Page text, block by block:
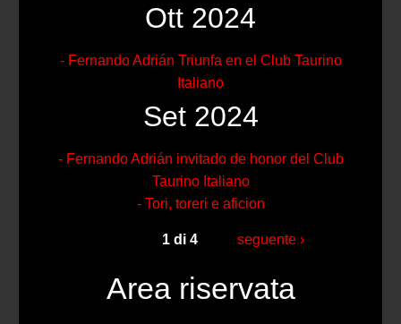
Ott 2024
- Fernando Adrián Triunfa en el Club Taurino
Italiano
Set 2024
- Fernando Adrián invitado de honor del Club
Taurino Italiano
- Tori, toreri e aficion
1 di 4 seguente ›
Area riservata